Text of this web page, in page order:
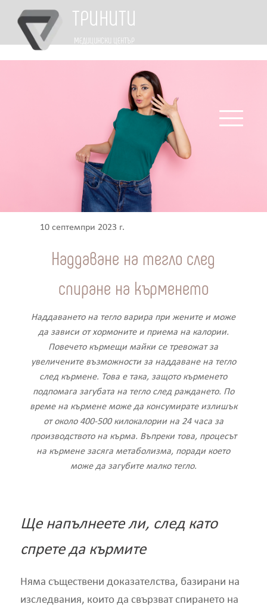
ТРИНИТИ
МЕДИЦИНСКИ ЦЕНТЪР
10 септемпри 2023 г.
Наддаване на тегло след
спиране на кърменето
Наддаването на тегло варира при жените и може
да зависи от хормоните и приема на калории.
Повечето кърмещи майки се тревожат за
увеличените възможности за наддаване на тегло
след кърмене. Това е така, защото кърменето
подпомага загубата на тегло след раждането. По
време на кърмене може да консумирате излишък
от около 400-500 килокалории на 24 часа за
производството на кърма. Въпреки това, процесът
на кърмене засяга метаболизма, поради което
може да загубите малко тегло.
Ще напълнеете ли, след като
спрете да кърмите
Няма съществени доказателства, базирани на
изследвания, които да свързват спирането на